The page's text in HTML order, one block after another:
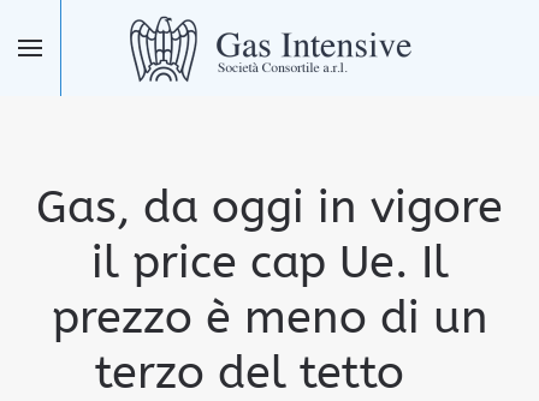
Skip to main content
Gas, da oggi in vigore
il price cap Ue. Il
prezzo è meno di un
terzo del tetto